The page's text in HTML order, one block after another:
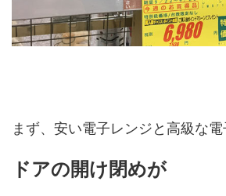
まず、安い電子レンジと高級な
ドアの開け閉めが